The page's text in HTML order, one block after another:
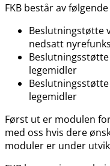
FKB består av
Beslutningstøtte
nedsatt
legemidler
legemidler
Først ut er modulen
med oss hvis dere
moduler er under